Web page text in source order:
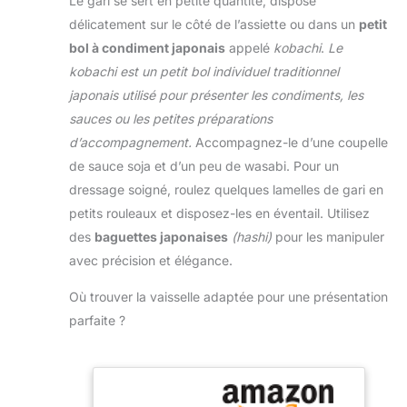
rouge et vibrante,
rendant tout plat
riche en saveur et
en santé.
PARTENAIRE POUR
LE BIEN-ÊTRE -
Confiance, qualité
et service client
Si vous n’êtes pas
satisfait, nous vous
rembourserons le
prix d’achat.
manuel est fabriqué
en PP de qualité
alimentaire et
420J2, sans BPA,
conserver des
ingrédients sains,
nutritifs et sûrs.
Avec ce coupe-
mandoline, vous
pouvez être sûr de
préparer des dîners
sains, délicieux et
famille. Utilisation
découper, râper,
réduire en purée,
est simple et
en main Épaisseur
réglable 1–4 mm –
Cette mandoline
multifonctions
réglages
d’épaisseur pour
répondre à
différents besoins.
Choisissez des
tranches fines (1
mm), moyennes (2
mm) selon les
différents
ingrédients et types
délicatement sur le côté de l’assiette ou dans un petit
bol à condiment japonais appelé kobachi. Le
kobachi est un petit bol individuel traditionnel
japonais utilisé pour présenter les condiments, les
sauces ou les petites préparations
d’accompagnement. Accompagnez-le d’une coupelle
de sauce soja et d’un peu de wasabi. Pour un
dressage soigné, roulez quelques lamelles de gari en
petits rouleaux et disposez-les en éventail. Utilisez
des baguettes japonaises (hashi) pour les manipuler
avec précision et élégance.
Où trouver la vaisselle adaptée pour une présentation
parfaite ?